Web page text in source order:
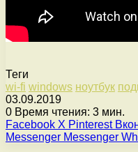
Теги
wi-fi windows ноутбук
03.09.2019
0 Время чтения: 3 мин.
Facebook X Pinterest
Messenger Messenger